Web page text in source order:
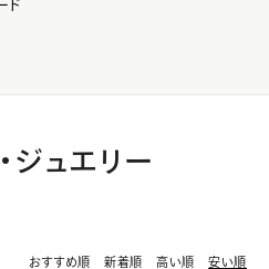
ゼントキャンペーン開催中
ド
ジュエリー
おすすめ順 新着順 高い順
安い順